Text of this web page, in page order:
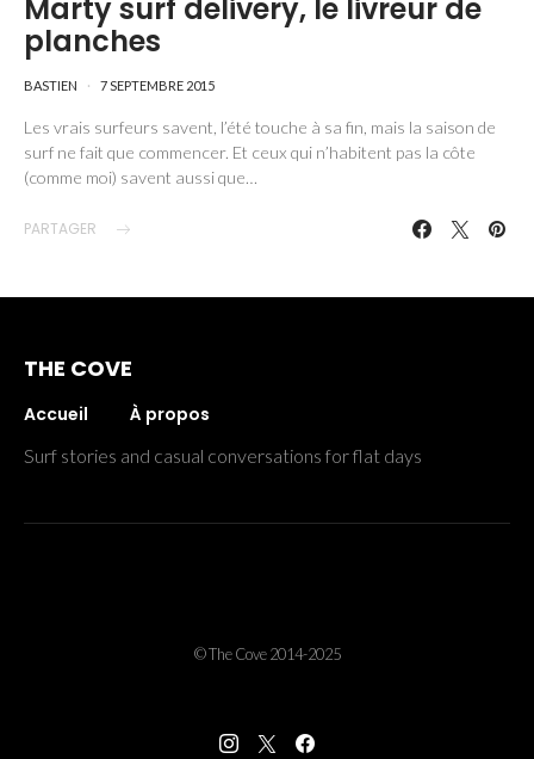
Marty surf delivery, le livreur de
planches
BASTIEN 7 SEPTEMBRE 2015
Les vrais surfeurs savent, l’été touche à sa fin, mais la saison de
surf ne fait que commencer. Et ceux qui n’habitent pas la côte
(comme moi) savent aussi que…
PARTAGER
THE COVE
Accueil À propos
Surf stories and casual conversations for flat days
© The Cove 2014-2025